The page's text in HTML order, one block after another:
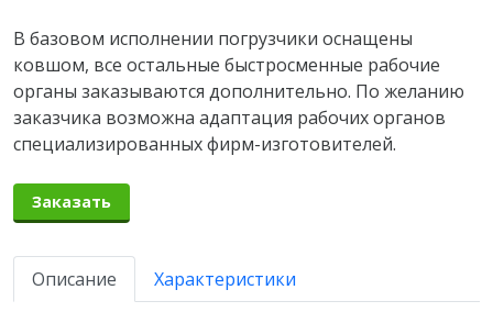
В базовом исполнении погрузчики оснащены
ковшом, все остальные быстросменные рабочие
органы заказываются дополнительно. По желанию
заказчика возможна адаптация рабочих органов
специализированных фирм-изготовителей.
Заказать
Описание Характеристики